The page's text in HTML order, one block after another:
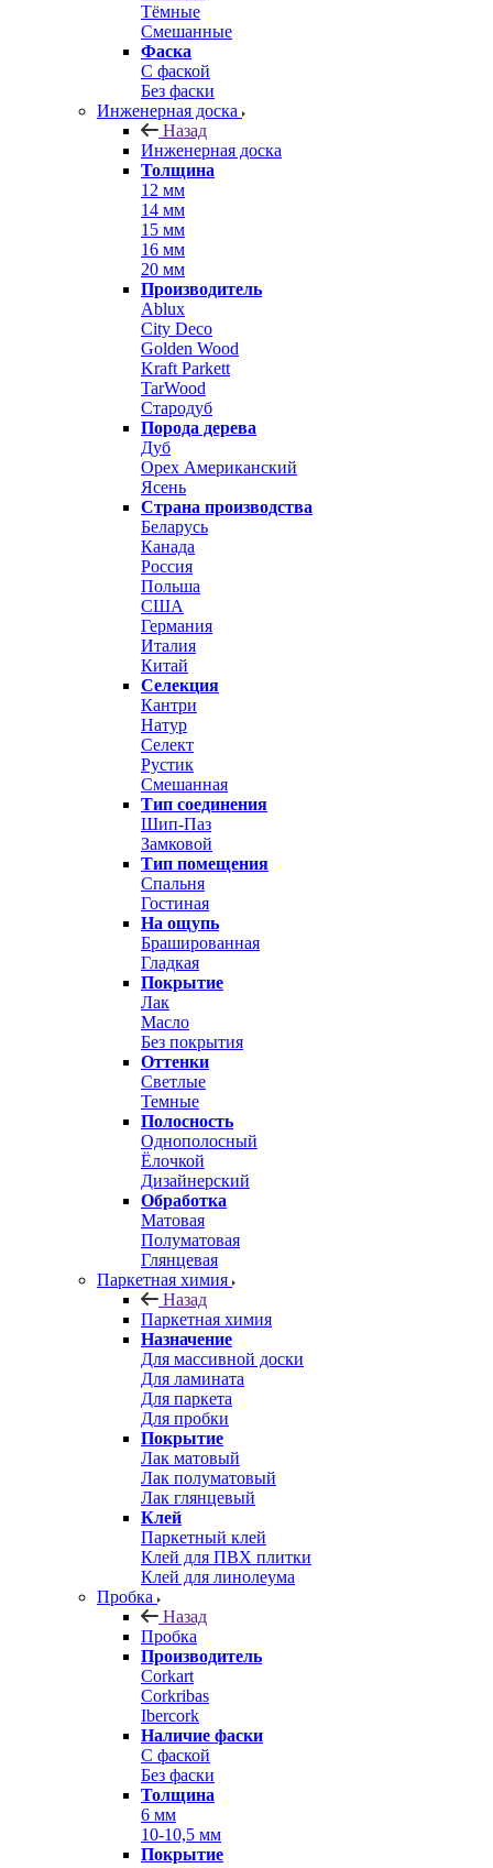
Тёмные
Смешанные
Фаска
С фаской
Без фаски
Инженерная доска
Назад
Инженерная доска
Толщина
12 мм
14 мм
15 мм
16 мм
20 мм
Производитель
Ablux
City Deco
Golden Wood
Kraft Parkett
TarWood
Стародуб
Порода дерева
Дуб
Орех Американский
Ясень
Страна производства
Беларусь
Канада
Россия
Польша
США
Германия
Италия
Китай
Селекция
Кантри
Натур
Селект
Рустик
Смешанная
Тип соединения
Шип-Паз
Замковой
Тип помещения
Спальня
Гостиная
На ощупь
Брашированная
Гладкая
Покрытие
Лак
Масло
Без покрытия
Оттенки
Светлые
Темные
Полосность
Однополосный
Ёлочкой
Дизайнерский
Обработка
Матовая
Полуматовая
Глянцевая
Паркетная химия
Назад
Паркетная химия
Назначение
Для массивной доски
Для ламината
Для паркета
Для пробки
Покрытие
Лак матовый
Лак полуматовый
Лак глянцевый
Клей
Паркетный клей
Клей для ПВХ плитки
Клей для линолеума
Пробка
Назад
Пробка
Производитель
Corkart
Corkribas
Ibercork
Наличие фаски
С фаской
Без фаски
Толщина
6 мм
10-10,5 мм
Покрытие